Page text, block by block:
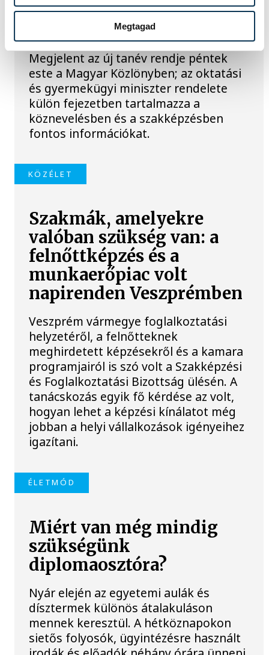
Megtagad
Megjelent az új tanév
Megjelent az új tanév rendje péntek
este a Magyar Közlönyben; az oktatási
és gyermekügyi miniszter rendelete
külön fejezetben tartalmazza a
köznevelésben és a szakképzésben
fontos információkat.
KÖZÉLET
Szakmák, amelyekre
valóban szükség van: a
felnőttképzés és a
munkaerőpiac volt
napirenden Veszprémben
Veszprém vármegye foglalkoztatási
helyzetéről, a felnőtteknek
meghirdetett képzésekről és a kamara
programjairól is szó volt a Szakképzési
és Foglalkoztatási Bizottság ülésén. A
tanácskozás egyik fő kérdése az volt,
hogyan lehet a képzési kínálatot még
jobban a helyi vállalkozások igényeihez
igazítani.
ÉLETMÓD
Miért van még mindig
szükségünk
diplomaosztóra?
Nyár elején az egyetemi aulák és
dísztermek különös átalakuláson
mennek keresztül. A hétköznapokon
sietős folyosók, ügyintézésre használt